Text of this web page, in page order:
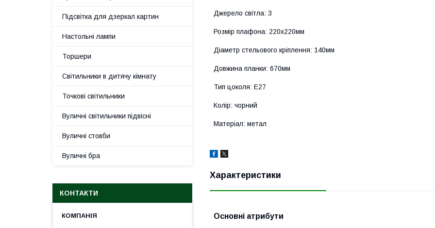
Джерело світла: 3
Розмір плафона: 220х220мм
Діаметр стельового кріплення: 140мм
Довжина планки: 670мм
Тип цоколя: Е27
Колір: чорний
Матеріал: метал
Характеристики
Основні атрибути
Підсвітка для дзеркал картин
Настольні лампи
Торшери
Світильники в дитячу кімнату
Точкові світильники
Вуличні світильники підвісні
Вуличні стовби
Вуличні бра
КОНТАКТИ